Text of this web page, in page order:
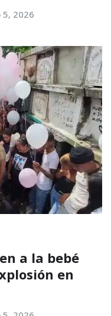
5, 2026
a la bebé
en